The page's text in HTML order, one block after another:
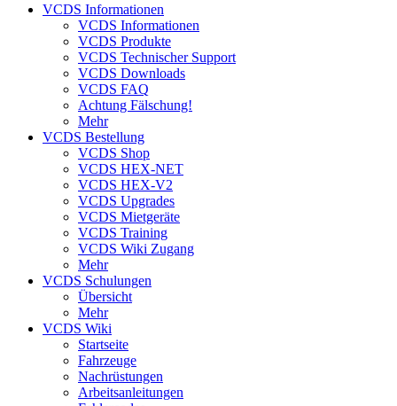
VCDS Informationen
VCDS Informationen
VCDS Produkte
VCDS Technischer Support
VCDS Downloads
VCDS FAQ
Achtung Fälschung!
Mehr
VCDS Bestellung
VCDS Shop
VCDS HEX-NET
VCDS HEX-V2
VCDS Upgrades
VCDS Mietgeräte
VCDS Training
VCDS Wiki Zugang
Mehr
VCDS Schulungen
Übersicht
Mehr
VCDS Wiki
Startseite
Fahrzeuge
Nachrüstungen
Arbeitsanleitungen